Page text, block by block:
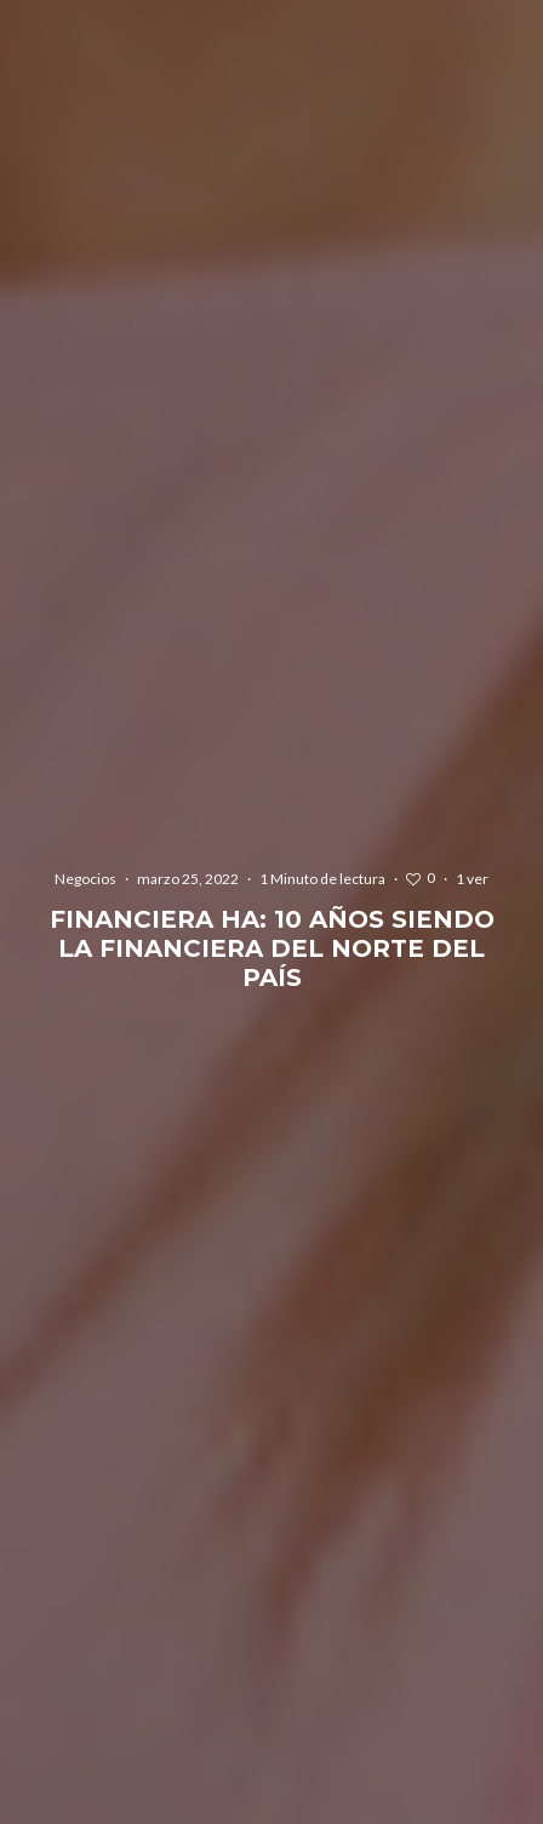
Negocios · marzo 25, 2022 · 1 Minuto de lectura · 0 · 1 ver
FINANCIERA HA: 10 AÑOS SIENDO
LA FINANCIERA DEL NORTE DEL
PAÍS